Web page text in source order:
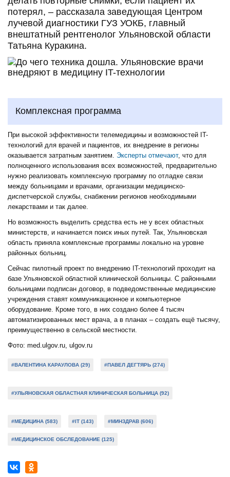
потерял, – рассказала заведующая Центром
лучевой диагностики ГУЗ УОКБ, главный
внештатный рентгенолог Ульяновской области
Татьяна Куракина.
Комплексная программа
При высокой эффективности телемедицины и возможностей IT-
технологий для врачей и пациентов, их внедрение в регионы
оказывается затратным занятием. Эксперты отмечают, что для
полноценного использования всех возможностей, предварительно
нужно реализовать комплексную программу по отладке связи
между больницами и врачами, организации медицинско-
диспетчерской службы, снабжении регионов необходимыми
лекарствами и так далее.
Но возможность выделить средства есть не у всех областных
министерств, и начинается поиск иных путей. Так, Ульяновская
область приняла комплексные программы локально на уровне
районных больниц.
Сейчас пилотный проект по внедрению IT-технологий проходит на
базе Ульяновской областной клинической больницы. С районными
больницами подписан договор, в подведомственные медицинские
учреждения ставят коммуникационное и компьютерное
оборудование. Кроме того, в них создано более 4 тысяч
автоматизированных мест врача, а в планах – создать ещё тысячу,
преимущественно в сельской местности.
Фото: med.ulgov.ru, ulgov.ru
#ВАЛЕНТИНА КАРАУЛОВА (29) #ПАВЕЛ ДЕГТЯРЬ (274)
#УЛЬЯНОВСКАЯ ОБЛАСТНАЯ КЛИНИЧЕСКАЯ БОЛЬНИЦА (92)
#МЕДИЦИНА (583) #IT (143) #МИНЗДРАВ (606)
#МЕДИЦИНСКОЕ ОБСЛЕДОВАНИЕ (125)